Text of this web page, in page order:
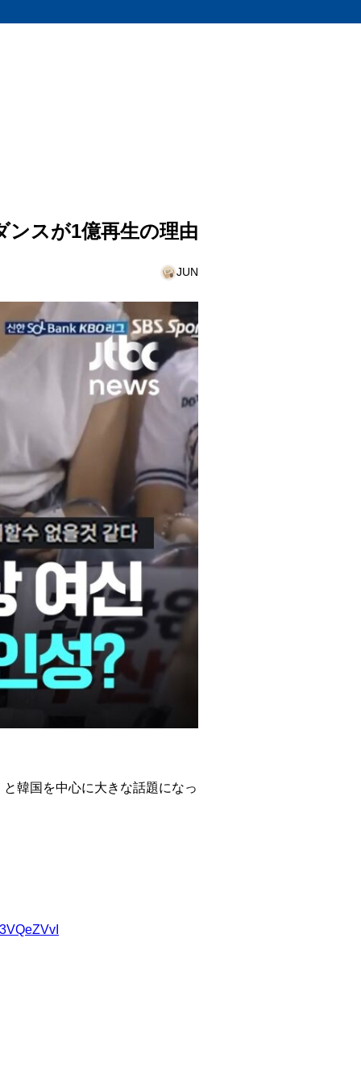
ンスが1億再生の理由
JUN
韓国を中心に大きな話題になっ